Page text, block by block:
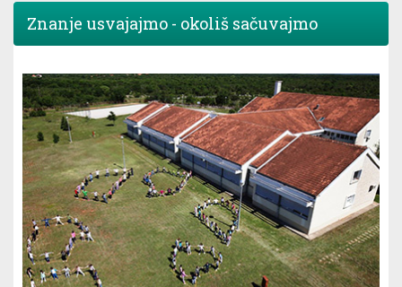
Znanje usvajajmo - okoliš sačuvajmo